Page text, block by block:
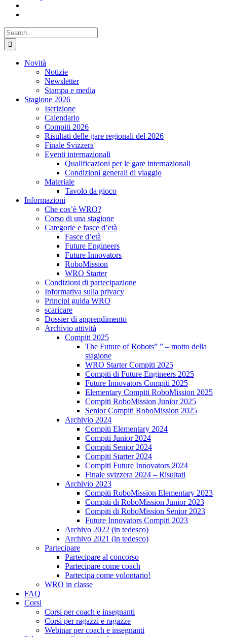
Search
for:
Novità
Notizie
Newsletter
Stampa e media
Stagione 2026
Iscrizione
Calendario
Compiti 2026
Risultati delle gare regionali del 2026
Finale Svizzera
Eventi internazionali
Qualificazioni per le gare internazionali
Condizioni generali di viaggio
Materiale
Tavolo da gioco
Informazioni
Che cos’è WRO?
Corso di una stagione
Categorie e fasce d’età
Fasce d’età
Future Engineers
Future Innovators
RoboMission
WRO Starter
Condizioni di partecipazione
Informativa sulla privacy
Principi guida WRO
scaricare
Dossier di apprendimento
Archivio attività
Compiti 2025
The Future of Robots” ” – motto della
stagione
WRO Starter Compiti 2025
Compiti di Future Engineers 2025
Future Innovators Compiti 2025
Elementary Compiti RoboMission 2025
Compiti RoboMission Junior 2025
Senior Compiti RoboMission 2025
Archivio 2024
Compiti Elementary 2024
Compiti Junior 2024
Compiti Senior 2024
Compiti Starter 2024
Compiti Future Innovators 2024
Finale svizzera 2024 – Risultati
Archivio 2023
Compiti RoboMission Elementary 2023
Compiti di RoboMission Junior 2023
Compiti di RoboMission Senior 2023
Future Innovators Compiti 2023
Archivo 2022 (in tedesco)
Archivo 2021 (in tedesco)
Partecipare
Partecipare al concorso
Partecipare come coach
Partecipa come volontario!
WRO in classe
FAQ
Corsi
Corsi per coach e insegnanti
Corsi per ragazzi e ragazze
Webinar per coach e insegnanti